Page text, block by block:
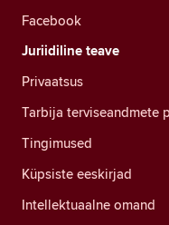
Facebook
Juriidiline teave
Privaatsus
Tarbija terviseandmete
Tingimused
Küpsiste eeskirjad
Intellektuaalne omand